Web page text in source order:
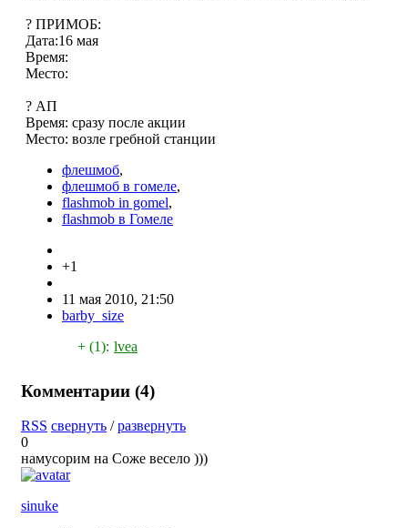
? ПРИМОБ:
Дата:16 мая
Время:
Место:
? АП
Время: сразу после акции
Место: возле гребной станции
флешмоб,
флешмоб в гомеле,
flashmob in gomel,
flashmob в Гомеле
+1
11 мая 2010, 21:50
barby_size
+ (1): lvea
Комментарии (4)
RSS свернуть /развернуть
0
намусорим на Соже весело )))
sinuke